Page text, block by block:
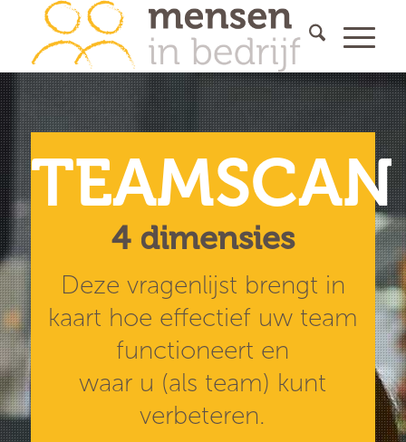
TEAMSCAN
4 dimensies
Deze vragenlijst brengt in
kaart hoe effectief uw team
functioneert en
waar u (als team) kunt
verbeteren.